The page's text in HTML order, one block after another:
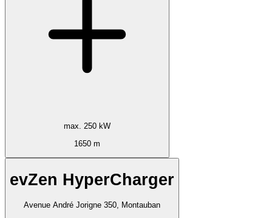
max. 250 kW
1650 m
evZen HyperCharger
Avenue André Jorigne 350, Montauban